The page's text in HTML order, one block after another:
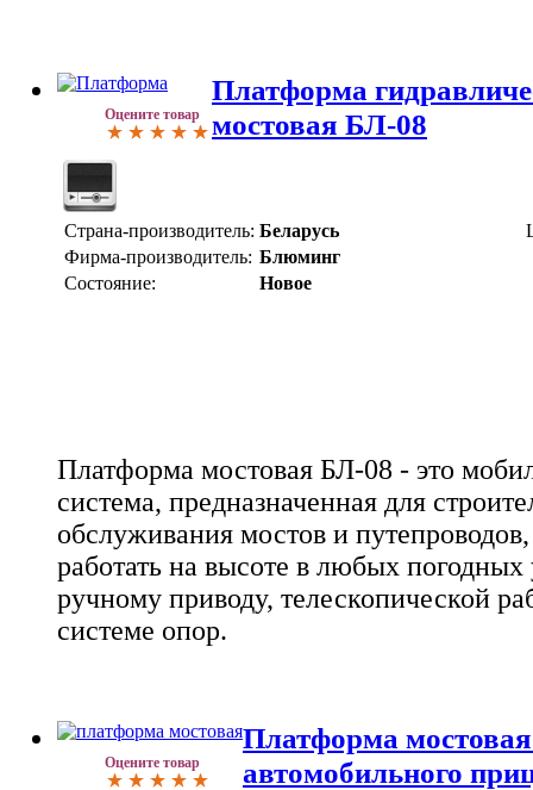
Оцените товар
Платформа
мостовая БЛ-08
Страна-производитель: Беларусь
Фирма-производитель: Блюминг
Состояние:
Новое
Платформа мостовая БЛ-08 - это
система, предназначенная для
обслуживания мостов и
работать на высоте в любых погодных
ручному приводу, телескопической
системе опор.
Оцените товар
Платформа мостовая
автомобильного